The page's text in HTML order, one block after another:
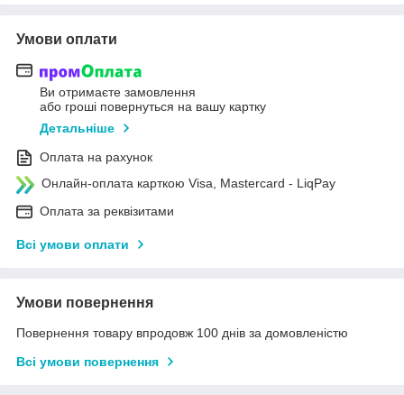
Умови оплати
Ви отримаєте замовлення
або гроші повернуться на вашу картку
Детальніше
Оплата на рахунок
Онлайн-оплата карткою Visa, Mastercard - LiqPay
Оплата за реквізитами
Всі умови оплати
Умови повернення
Повернення товару впродовж 100 днів за домовленістю
Всі умови повернення